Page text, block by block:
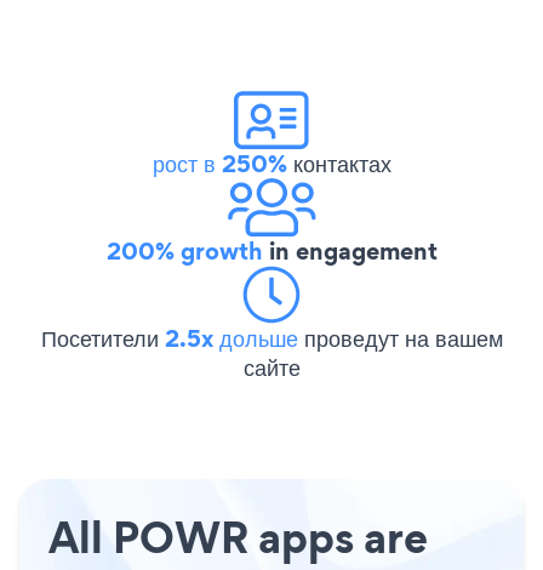
рост в 250%контактах
200% growth in engagement
Посетители 2.5x дольше проведут на вашем
сайте
All POWR apps are